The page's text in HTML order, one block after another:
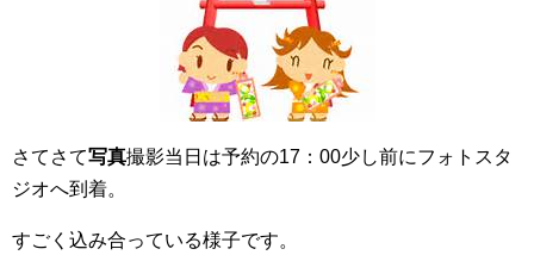
さてさて写真撮影当日は予約の17：00少し前にフォトスタ
ジオへ到着。
すごく込み合っている様子です。